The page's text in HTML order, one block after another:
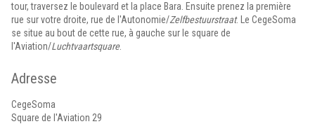
tour, traversez le boulevard et la place Bara. Ensuite prenez la première
rue sur votre droite, rue de l'Autonomie/Zelfbestuurstraat. Le CegeSoma
se situe au bout de cette rue, à gauche sur le square de
l'Aviation/Luchtvaartsquare.
Adresse
CegeSoma
Square de l'Aviation 29